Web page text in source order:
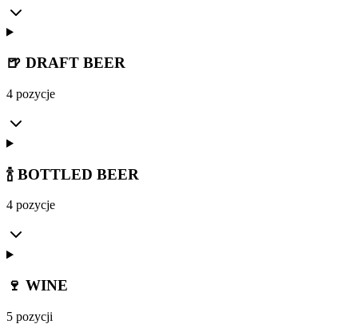
🍺 DRAFT BEER
4 pozycje
🍾 BOTTLED BEER
4 pozycje
🍷 WINE
5 pozycji